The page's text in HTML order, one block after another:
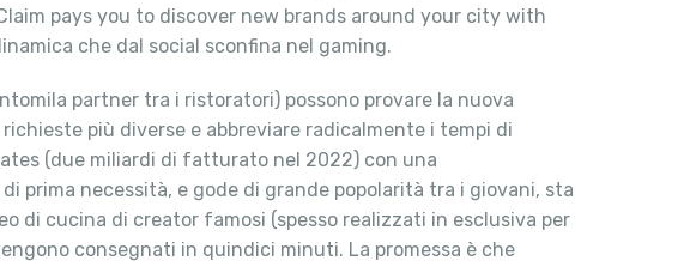
pays you to discover new brands around your city with
che dal social sconfina nel gaming.
partner tra i ristoratori) possono provare la nuova
più diverse e abbreviare radicalmente i tempi di
(due miliardi di fatturato nel 2022) con una
prima necessità, e gode di grande popolarità tra i giovani, sta
di cucina di creator famosi (spesso realizzati in esclusiva per
consegnati in quindici minuti. La promessa è che